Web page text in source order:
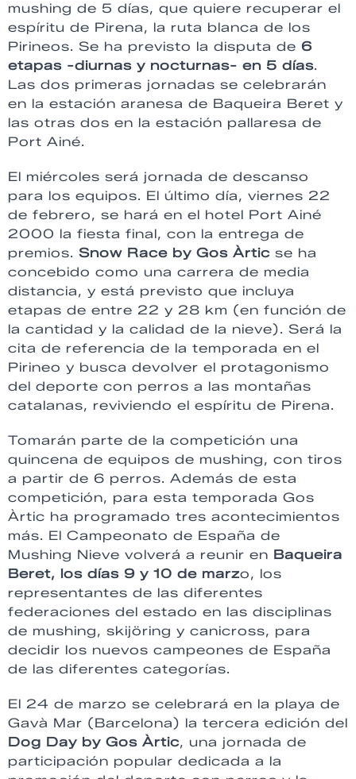
mushing de 5 días, que quiere recuperar el
espíritu de Pirena, la ruta blanca de los
Pirineos. Se ha previsto la disputa de 6
etapas -diurnas y nocturnas- en 5 días.
Las dos primeras jornadas se celebrarán
en la estación aranesa de Baqueira Beret y
las otras dos en la estación pallaresa de
Port Ainé.
El miércoles será jornada de descanso
para los equipos. El último día, viernes 22
de febrero, se hará en el hotel Port Ainé
2000 la fiesta final, con la entrega de
premios. Snow Race by Gos Àrtic se ha
concebido como una carrera de media
distancia, y está previsto que incluya
etapas de entre 22 y 28 km (en función de
la cantidad y la calidad de la nieve). Será la
cita de referencia de la temporada en el
Pirineo y busca devolver el protagonismo
del deporte con perros a las montañas
catalanas, reviviendo el espíritu de Pirena.
Tomarán parte de la competición una
quincena de equipos de mushing, con tiros
a partir de 6 perros. Además de esta
competición, para esta temporada Gos
Àrtic ha programado tres acontecimientos
más. El Campeonato de España de
Mushing Nieve volverá a reunir en Baqueira
Beret, los días 9 y 10 de marzo, los
representantes de las diferentes
federaciones del estado en las disciplinas
de mushing, skijöring y canicross, para
decidir los nuevos campeones de España
de las diferentes categorías.
El 24 de marzo se celebrará en la playa de
Gavà Mar (Barcelona) la tercera edición del
Dog Day by Gos Àrtic, una jornada de
participación popular dedicada a la